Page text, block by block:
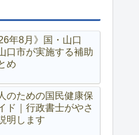
年8月》国・山口
口市が実施する補助
め
のための国民健康保
ド｜行政書士がやさ
明します